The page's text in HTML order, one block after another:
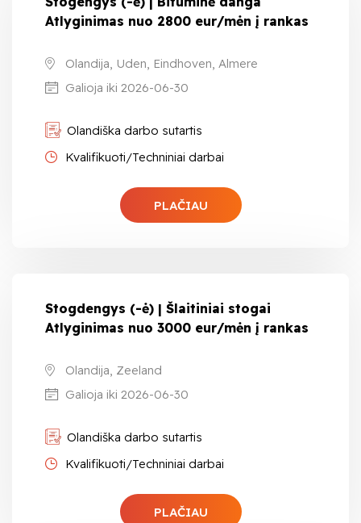
Atlyginimas nuo 2800 eur/mėn į rankas
Olandija, Uden, Eindhoven, Almere
Galioja iki 2026-06-30
Olandiška darbo sutartis
Kvalifikuoti/Techniniai darbai
PLAČIAU
Stogdengys (-ė) | Šlaitiniai stogai
Atlyginimas nuo 3000 eur/mėn į rankas
Olandija, Zeeland
Galioja iki 2026-06-30
Olandiška darbo sutartis
Kvalifikuoti/Techniniai darbai
PLAČIAU